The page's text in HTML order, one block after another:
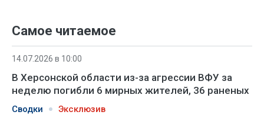
Самое читаемое
14.07.2026 в 10:00
В Херсонской области из-за агрессии ВФУ за
неделю погибли 6 мирных жителей, 36 раненых
Сводки Эксклюзив